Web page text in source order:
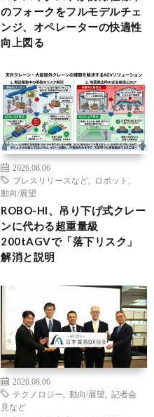
のフォークをフルモデルチェ
ンジ、オペレーターの快適性
向上図る
2026.08.06
プレスリリースなど
ロボット
動向/展望
ROBO-HI、吊り下げ式クレー
ンに代わる超重量級
200tAGVで「落下リスク」
解消と説明
2026.08.06
テクノロジー
動向/展望
記者会
見など